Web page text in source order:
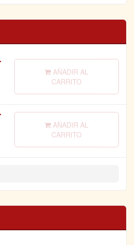
AÑADIR AL
CARRITO
AÑADIR AL
CARRITO